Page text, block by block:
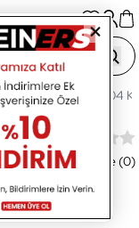
DK4342COL04
Değerlendirme (0)